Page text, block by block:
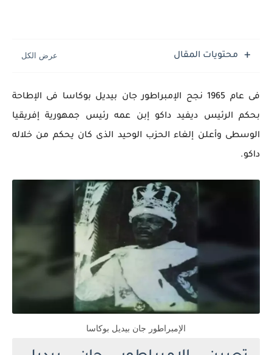
محتويات المقال
فى عام 1965 نجح الإمبراطور جان بيديل بوكاسا فى الإطاحة
بحكم الرئيس ديفيد داكو إبن عمه رئيس جمهورية إفريقيا
الوسطى وأعلن إلغاء الحزب الوحيد الذى كان يحكم من خلاله
داكو.
الإمبراطور جان بيديل بوكاسا